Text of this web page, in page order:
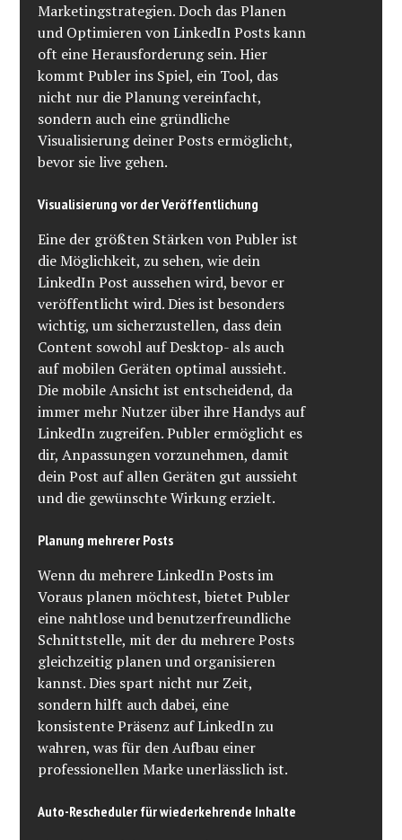
Marketingstrategien. Doch das Planen
und Optimieren von LinkedIn Posts kann
oft eine Herausforderung sein. Hier
kommt Publer ins Spiel, ein Tool, das
nicht nur die Planung vereinfacht,
sondern auch eine gründliche
Visualisierung deiner Posts ermöglicht,
bevor sie live gehen.
Visualisierung vor der Veröffentlichung
Eine der größten Stärken von Publer ist
die Möglichkeit, zu sehen, wie dein
LinkedIn Post aussehen wird, bevor er
veröffentlicht wird. Dies ist besonders
wichtig, um sicherzustellen, dass dein
Content sowohl auf Desktop- als auch
auf mobilen Geräten optimal aussieht.
Die mobile Ansicht ist entscheidend, da
immer mehr Nutzer über ihre Handys auf
LinkedIn zugreifen. Publer ermöglicht es
dir, Anpassungen vorzunehmen, damit
dein Post auf allen Geräten gut aussieht
und die gewünschte Wirkung erzielt.
Planung mehrerer Posts
Wenn du mehrere LinkedIn Posts im
Voraus planen möchtest, bietet Publer
eine nahtlose und benutzerfreundliche
Schnittstelle, mit der du mehrere Posts
gleichzeitig planen und organisieren
kannst. Dies spart nicht nur Zeit,
sondern hilft auch dabei, eine
konsistente Präsenz auf LinkedIn zu
wahren, was für den Aufbau einer
professionellen Marke unerlässlich ist.
Auto-Rescheduler für wiederkehrende Inhalte